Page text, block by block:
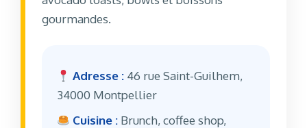
gourmandes.
Adresse : 46 rue Saint-Guilhem,
34000 Montpellier
Cuisine : Brunch, coffee shop,